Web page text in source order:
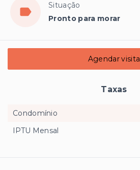
Situação
Pronto para morar
Agendar visita
Taxas
Condomínio
IPTU Mensal